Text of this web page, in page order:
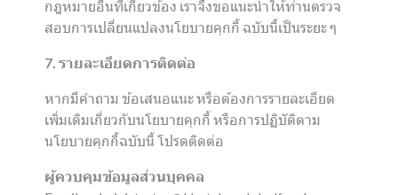
กฎหมายอื่นที่เกี่ยวข้อง เราจึงขอแนะนำให้ท่านตรวจ
สอบการเปลี่ยนแปลงนโยบายคุกกี้ ฉบับนี้เป็นระยะ ๆ
7. รายละเอียดการติดต่อ
หากมีคำถาม ข้อเสนอแนะ หรือต้องการรายละเอียด
เพิ่มเติมเกี่ยวกับนโยบายคุกกี้ หรือการปฏิบัติตาม
นโยบายคุกกี้ฉบับนี้ โปรดติดต่อ
ผู้ควบคุมข้อมูลส่วนบุคคล